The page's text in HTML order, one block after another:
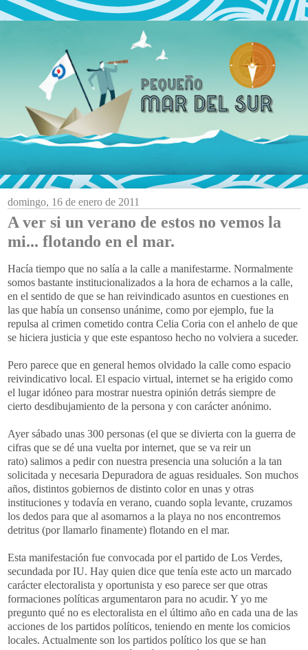
domingo, 16 de enero de 2011
A ver si un verano de estos no vemos la
mi... flotando en el mar.
Hacía tiempo que no salía a la calle a manifestarme. Normalmente
somos bastante institucionalizados a la hora de echarnos a la calle,
en el sentido de que se han reivindicado asuntos en cuestiones en
las que había un consenso unánime, como por ejemplo, fue la
repulsa al crimen cometido contra Celia Coria con el anhelo de que
se hiciera justicia y que este espantoso hecho no volviera a suceder.
Pero parece que en general hemos olvidado la calle como espacio
reivindicativo local. El espacio virtual, internet se ha erigido como
el lugar idóneo para mostrar nuestra opinión detrás siempre de
cierto desdibujamiento de la persona y con carácter anónimo.
Ayer sábado unas 300 personas (el que se divierta con la guerra de
cifras que se dé una vuelta por internet, que se va reir un
rato) salimos a pedir con nuestra presencia una solución a la tan
solicitada y necesaria Depuradora de aguas residuales. Son muchos
años, distintos gobiernos de distinto color en unas y otras
instituciones y todavía en verano, cuando sopla levante, cruzamos
los dedos para que al asomarnos a la playa no nos encontremos
detritus (por llamarlo finamente) flotando en el mar.
Esta manifestación fue convocada por el partido de Los Verdes,
secundada por IU. Hay quien dice que tenía este acto un marcado
carácter electoralista y oportunista y eso parece ser que otras
formaciones políticas argumentaron para no acudir. Y yo me
pregunto qué no es electoralista en el último año en cada una de las
acciones de los partidos políticos, teniendo en mente los comicios
locales. Actualmente son los partidos político los que se han